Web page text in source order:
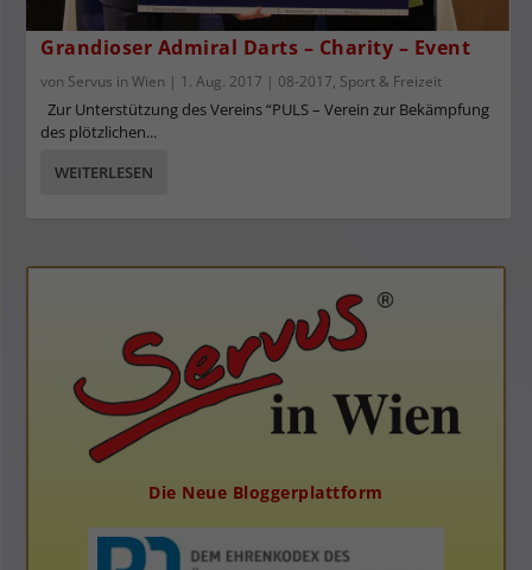
Grandioser Admiral Darts – Charity – Event
von Servus in Wien | 1. Aug. 2017 | 08-2017, Sport & Freizeit
Zur Unterstützung des Vereins “PULS – Verein zur Bekämpfung
des plötzlichen...
WEITERLESEN
Die Neue Bloggerplattform